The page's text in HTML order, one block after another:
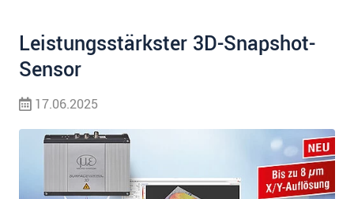
Leistungsstärkster 3D-Snapshot-
Sensor
17.06.2025